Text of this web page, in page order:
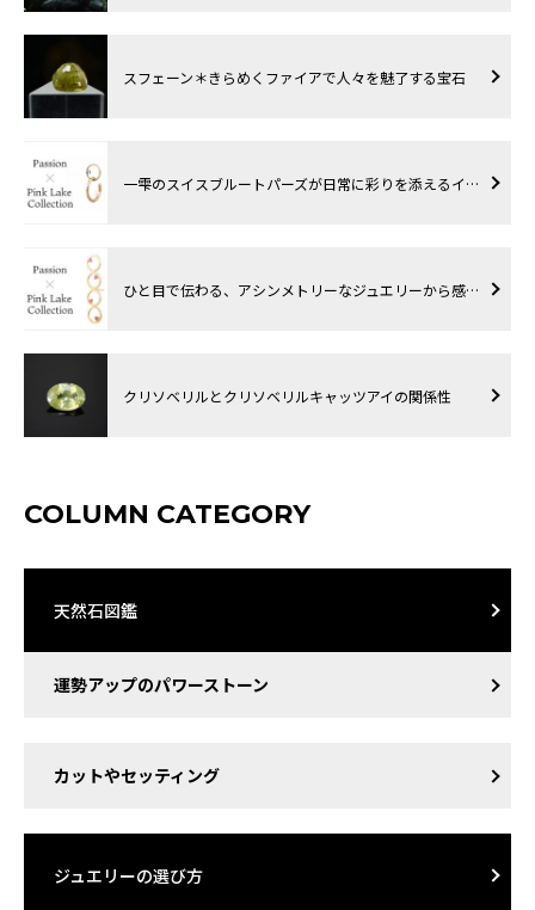
スフェーン＊きらめくファイアで人々を魅了する宝石
一雫のスイスブルートパーズが日常に彩りを添えるイ…
ひと目で伝わる、アシンメトリーなジュエリーから感…
クリソベリルとクリソベリルキャッツアイの関係性
COLUMN CATEGORY
天然石図鑑
運勢アップのパワーストーン
カットやセッティング
ジュエリーの選び方